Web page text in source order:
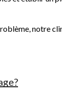
notre